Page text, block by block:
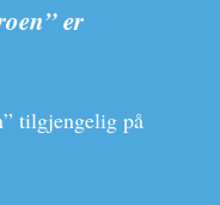
er
tilgjengelig på